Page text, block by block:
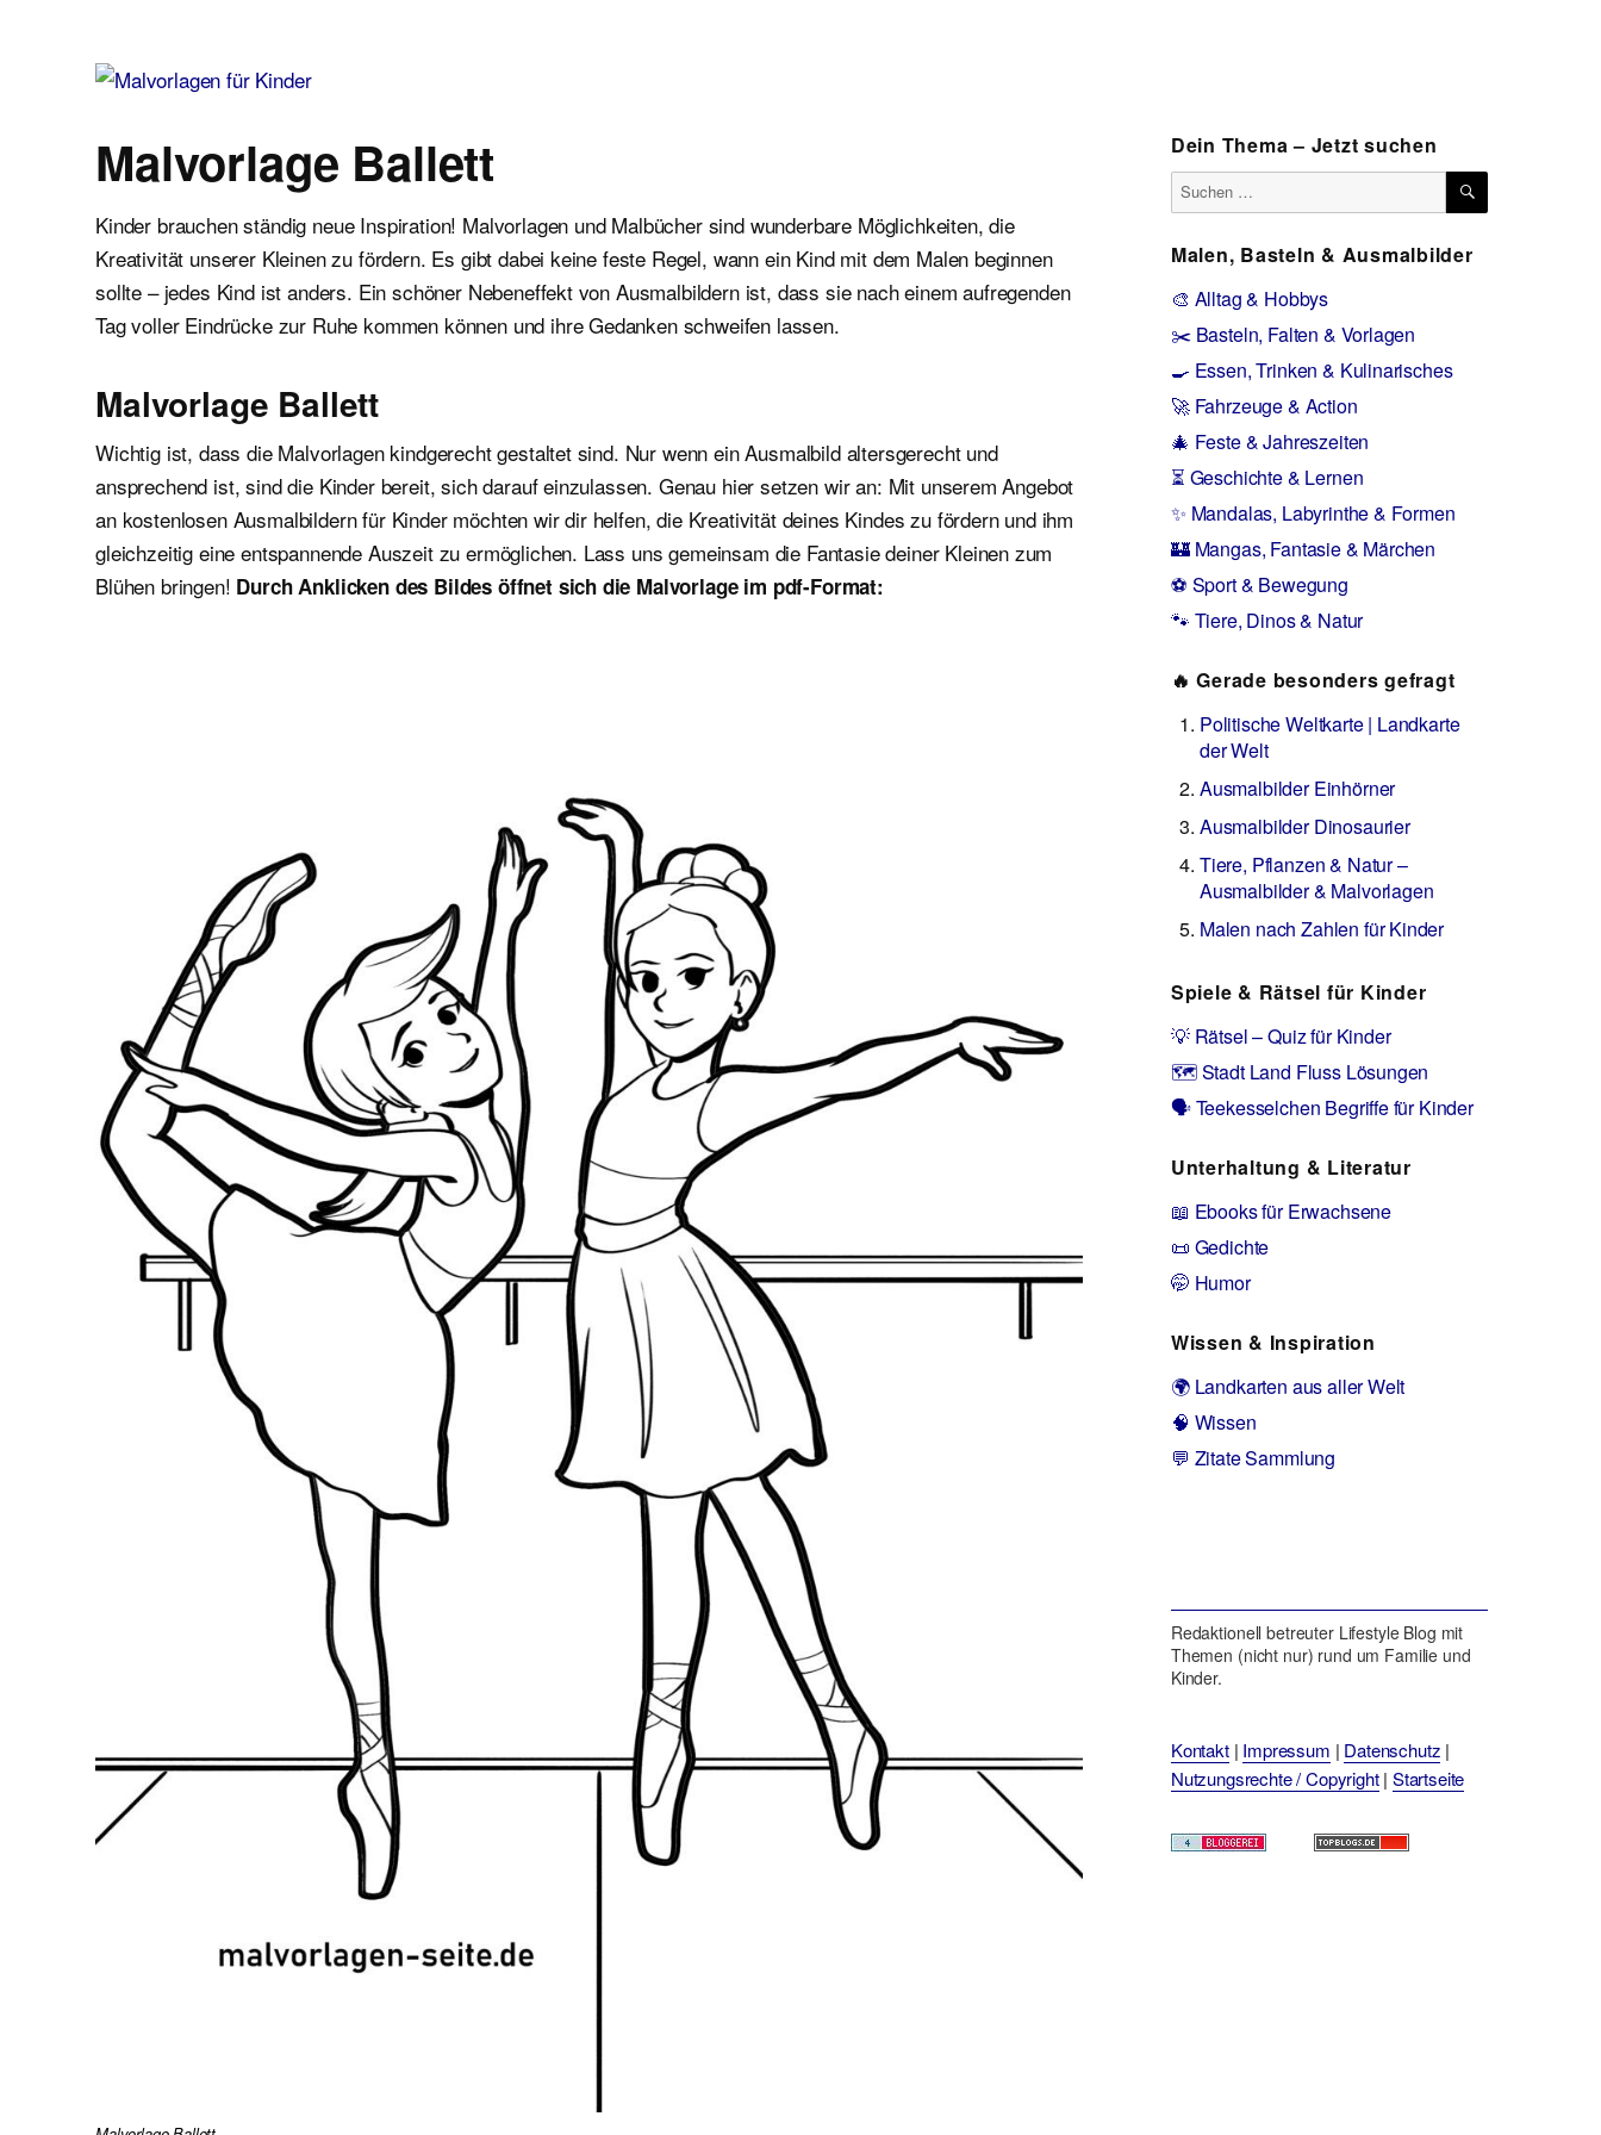
Malvorlage Ballett
Kinder brauchen ständig neue Inspiration! Malvorlagen und Malbücher sind wunderbare Möglichkeiten, die
Kreativität unserer Kleinen zu fördern. Es gibt dabei keine feste Regel, wann ein Kind mit dem Malen beginnen
sollte – jedes Kind ist anders. Ein schöner Nebeneffekt von Ausmalbildern ist, dass sie nach einem aufregenden
Tag voller Eindrücke zur Ruhe kommen können und ihre Gedanken schweifen lassen.
Malvorlage Ballett
Wichtig ist, dass die Malvorlagen kindgerecht gestaltet sind. Nur wenn ein Ausmalbild altersgerecht und
ansprechend ist, sind die Kinder bereit, sich darauf einzulassen. Genau hier setzen wir an: Mit unserem Angebot
an kostenlosen Ausmalbildern für Kinder möchten wir dir helfen, die Kreativität deines Kindes zu fördern und ihm
gleichzeitig eine entspannende Auszeit zu ermöglichen. Lass uns gemeinsam die Fantasie deiner Kleinen zum
Blühen bringen! Durch Anklicken des Bildes öffnet sich die Malvorlage im pdf-Format:
Dein Thema – Jetzt suchen
Suchen
nach:
SUCHEN
Malen, Basteln & Ausmalbilder
🎨 Alltag & Hobbys
✂️ Basteln, Falten & Vorlagen
🍳 Essen, Trinken & Kulinarisches
🚀 Fahrzeuge & Action
🎄 Feste & Jahreszeiten
⏳ Geschichte & Lernen
✨ Mandalas, Labyrinthe & Formen
🏰 Mangas, Fantasie & Märchen
⚽ Sport & Bewegung
🐾 Tiere, Dinos & Natur
🔥 Gerade besonders gefragt
Politische Weltkarte | Landkarte
der Welt
Ausmalbilder Einhörner
Ausmalbilder Dinosaurier
Tiere, Pflanzen & Natur –
Ausmalbilder & Malvorlagen
Malen nach Zahlen für Kinder
Spiele & Rätsel für Kinder
💡 Rätsel – Quiz für Kinder
🗺️ Stadt Land Fluss Lösungen
🗣️ Teekesselchen Begriffe für Kinder
Unterhaltung & Literatur
📖 Ebooks für Erwachsene
📜 Gedichte
🤭 Humor
Wissen & Inspiration
🌍 Landkarten aus aller Welt
🧠 Wissen
💬 Zitate Sammlung
Redaktionell betreuter Lifestyle Blog mit
Themen (nicht nur) rund um Familie und
Kinder.
Kontakt| Impressum | Datenschutz |
Nutzungsrechte / Copyright| Startseite